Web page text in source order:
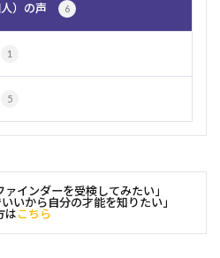
）の声 6
1
5
ァインダーを受検してみたい」
いから自分の才能を知りたい」
はこちら